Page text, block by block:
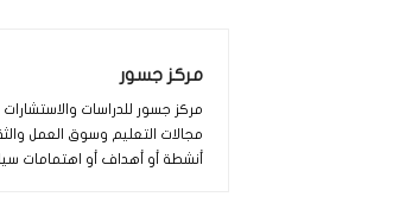
مركز جسور
مركز جسور للدراسات
مجالات التعليم وسوق العمل
أنشطة أو أهداف أو اهتمامات